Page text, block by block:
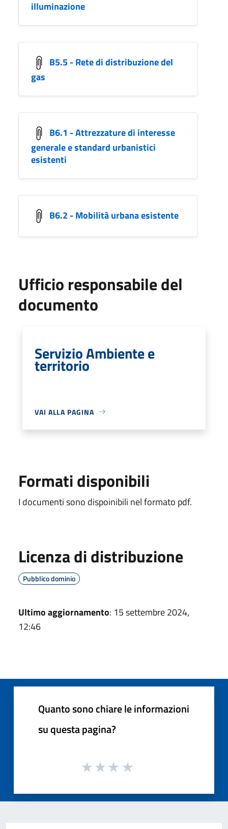
illuminazione
B5.5 - Rete di distribuzione del
gas
B6.1 - Attrezzature di interesse
generale e standard urbanistici
esistenti
B6.2 - Mobilità urbana esistente
Ufficio responsabile del
documento
Servizio Ambiente e
territorio
VAI ALLA PAGINA
Formati disponibili
I documenti sono dispoinibili nel formato pdf.
Licenza di distribuzione
Pubblico dominio
Ultimo aggiornamento: 15 settembre 2024,
12:46
Quanto sono chiare le informazioni
su questa pagina?